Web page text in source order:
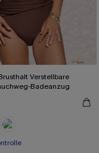
Verstellbare
Badeanzug